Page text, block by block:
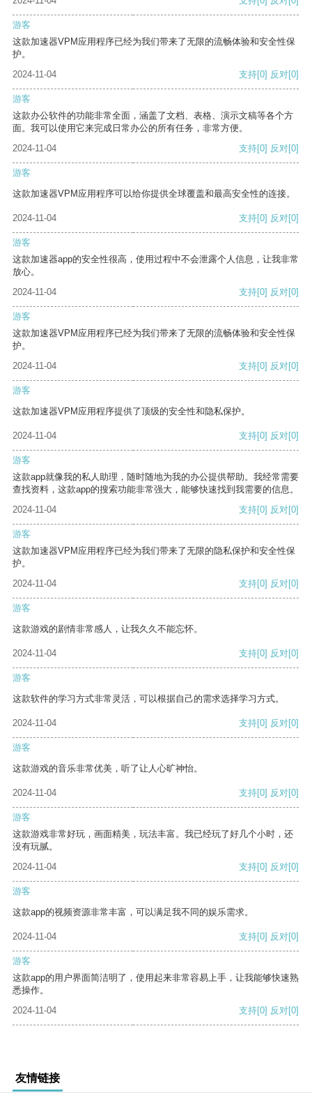
游客
这款加速器VPM应用程序已经为我们带来了无限的流畅体验和安全性保
护。
2024-11-04
支持[0] 反对[0]
游客
这款办公软件的功能非常全面，涵盖了文档、表格、演示文稿等各个方
面。我可以使用它来完成日常办公的所有任务，非常方便。
2024-11-04
支持[0] 反对[0]
游客
这款加速器VPM应用程序可以给你提供全球覆盖和最高安全性的连接。
2024-11-04 支持[0] 反对[0]
游客
这款加速器app的安全性很高，使用过程中不会泄露个人信息，让我非常
放心。
2024-11-04
支持[0] 反对[0]
游客
这款加速器VPM应用程序已经为我们带来了无限的流畅体验和安全性保
护。
2024-11-04
支持[0] 反对[0]
游客
这款加速器VPM应用程序提供了顶级的安全性和隐私保护。
2024-11-04 支持[0] 反对[0]
游客
这款app就像我的私人助理，随时随地为我的办公提供帮助。我经常需要
查找资料，这款app的搜索功能非常强大，能够快速找到我需要的信息。
2024-11-04
支持[0] 反对[0]
游客
这款加速器VPM应用程序已经为我们带来了无限的隐私保护和安全性保
护。
2024-11-04
支持[0] 反对[0]
游客
这款游戏的剧情非常感人，让我久久不能忘怀。
2024-11-04 支持[0] 反对[0]
游客
这款软件的学习方式非常灵活，可以根据自己的需求选择学习方式。
2024-11-04 支持[0] 反对[0]
游客
这款游戏的音乐非常优美，听了让人心旷神怡。
2024-11-04 支持[0] 反对[0]
游客
这款游戏非常好玩，画面精美，玩法丰富。我已经玩了好几个小时，还
没有玩腻。
2024-11-04
支持[0] 反对[0]
游客
这款app的视频资源非常丰富，可以满足我不同的娱乐需求。
2024-11-04 支持[0] 反对[0]
游客
这款app的用户界面简洁明了，使用起来非常容易上手，让我能够快速熟
悉操作。
2024-11-04
支持[0] 反对[0]
友情链接